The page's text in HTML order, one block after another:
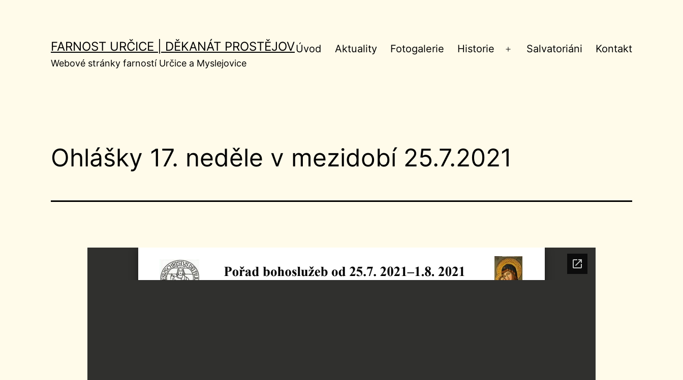
FARNOST URČICE | DĚKANÁT PROSTĚJOV
Webové stránky farností Určice a Myslejovice
Úvod Aktuality Fotogalerie Historie
Otevřít
Salvatoriáni Kontakt
Ohlášky 17. neděle v mezidobí 25.7.2021